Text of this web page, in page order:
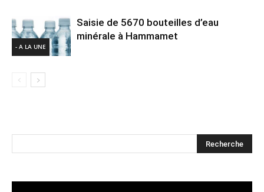
- A LA UNE
Saisie de 5670 bouteilles d’eau
minérale à Hammamet